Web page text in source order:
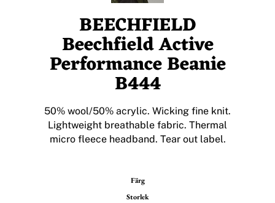
BEECHFIELD
Beechfield Active
Performance Beanie
B444
50% wool/50% acrylic. Wicking fine knit.
Lightweight breathable fabric. Thermal
micro fleece headband. Tear out label.
Färg
Storlek